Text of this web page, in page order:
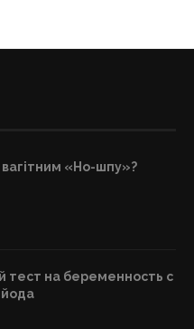
«Но-шпу»?
тест на беременность с